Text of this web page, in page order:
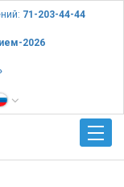
71-203-44-44
2026